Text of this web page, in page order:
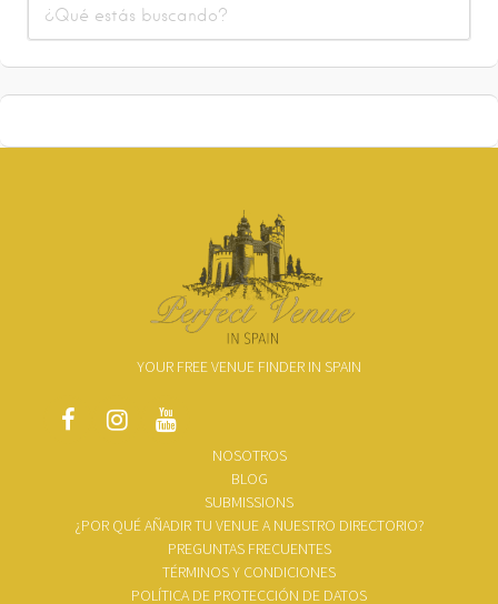
YOUR FREE VENUE FINDER IN SPAIN
NOSOTROS
BLOG
SUBMISSIONS
¿POR QUÉ AÑADIR TU VENUE A NUESTRO DIRECTORIO?
PREGUNTAS FRECUENTES
TÉRMINOS Y CONDICIONES
POLÍTICA DE PROTECCIÓN DE DATOS